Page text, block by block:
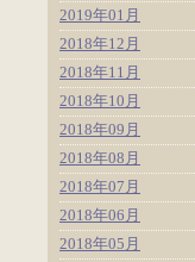
2019年01月
2018年12月
2018年11月
2018年10月
2018年09月
2018年08月
2018年07月
2018年06月
2018年05月